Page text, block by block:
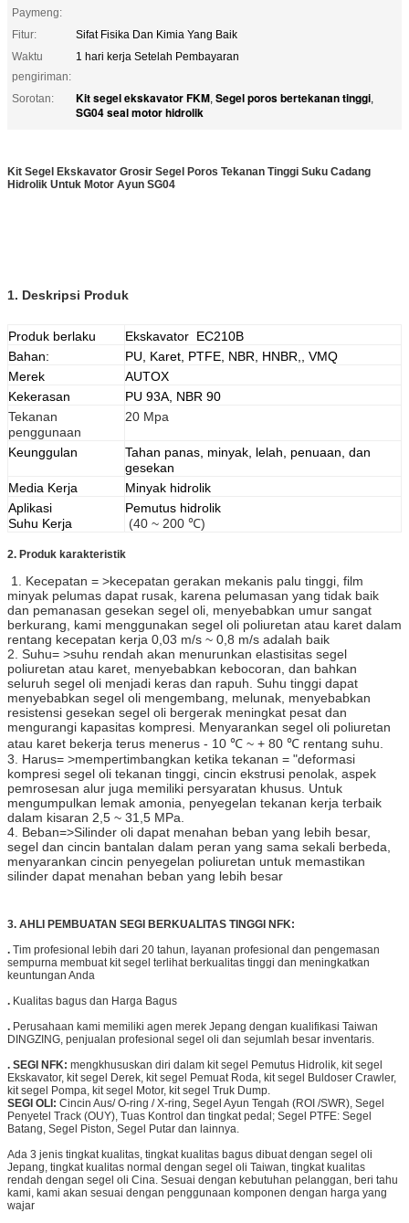
Paymeng:
Fitur:
Sifat Fisika Dan Kimia Yang Baik
Waktu
pengiriman:
1 hari kerja Setelah Pembayaran
Sorotan: Kit segel ekskavator FKM, Segel poros bertekanan tinggi,
SG04 seal motor hidrolik
Kit Segel Ekskavator Grosir Segel Poros Tekanan Tinggi Suku Cadang
Hidrolik Untuk Motor Ayun SG04
1. Deskripsi Produk
Produk berlaku
Ekskavator EC210B
Bahan:
PU, Karet, PTFE, NBR, HNBR,, VMQ
Merek
AUTOX
Kekerasan
PU 93A, NBR 90
Tekanan
penggunaan
20 Mpa
Keunggulan
Tahan panas, minyak, lelah, penuaan, dan
gesekan
Media Kerja
Minyak hidrolik
Aplikasi
Suhu Kerja
Pemutus hidrolik
(40 ~ 200 ℃)
2. Produk karakteristik
1. Kecepatan = >kecepatan gerakan mekanis palu tinggi, film
minyak pelumas dapat rusak, karena pelumasan yang tidak baik
dan pemanasan gesekan segel oli, menyebabkan umur sangat
berkurang, kami menggunakan segel oli poliuretan atau karet dalam
rentang kecepatan kerja 0,03 m/s ~ 0,8 m/s adalah baik
2. Suhu= >suhu rendah akan menurunkan elastisitas segel
poliuretan atau karet, menyebabkan kebocoran, dan bahkan
seluruh segel oli menjadi keras dan rapuh. Suhu tinggi dapat
menyebabkan segel oli mengembang, melunak, menyebabkan
resistensi gesekan segel oli bergerak meningkat pesat dan
mengurangi kapasitas kompresi. Menyarankan segel oli poliuretan
atau karet bekerja terus menerus - 10 ℃ ~ + 80 ℃ rentang suhu.
3. Harus= >mempertimbangkan ketika tekanan = "deformasi
kompresi segel oli tekanan tinggi, cincin ekstrusi penolak, aspek
pemrosesan alur juga memiliki persyaratan khusus. Untuk
mengumpulkan lemak amonia, penyegelan tekanan kerja terbaik
dalam kisaran 2,5 ~ 31,5 MPa.
4. Beban=>Silinder oli dapat menahan beban yang lebih besar,
segel dan cincin bantalan dalam peran yang sama sekali berbeda,
menyarankan cincin penyegelan poliuretan untuk memastikan
silinder dapat menahan beban yang lebih besar
3. AHLI PEMBUATAN SEGI BERKUALITAS TINGGI NFK:
. Tim profesional lebih dari 20 tahun, layanan profesional dan pengemasan
sempurna membuat kit segel terlihat berkualitas tinggi dan meningkatkan
keuntungan Anda
. Kualitas bagus dan Harga Bagus
. Perusahaan kami memiliki agen merek Jepang dengan kualifikasi Taiwan
DINGZING, penjualan profesional segel oli dan sejumlah besar inventaris.
. SEGI NFK: mengkhususkan diri dalam kit segel Pemutus Hidrolik, kit segel
Ekskavator, kit segel Derek, kit segel Pemuat Roda, kit segel Buldoser Crawler,
kit segel Pompa, kit segel Motor, kit segel Truk Dump.
SEGI OLI: Cincin Aus/ O-ring / X-ring, Segel Ayun Tengah (ROI /SWR), Segel
Penyetel Track (OUY), Tuas Kontrol dan tingkat pedal; Segel PTFE: Segel
Batang, Segel Piston, Segel Putar dan lainnya.
Ada 3 jenis tingkat kualitas, tingkat kualitas bagus dibuat dengan segel oli
Jepang, tingkat kualitas normal dengan segel oli Taiwan, tingkat kualitas
rendah dengan segel oli Cina. Sesuai dengan kebutuhan pelanggan, beri tahu
kami, kami akan sesuai dengan penggunaan komponen dengan harga yang
wajar